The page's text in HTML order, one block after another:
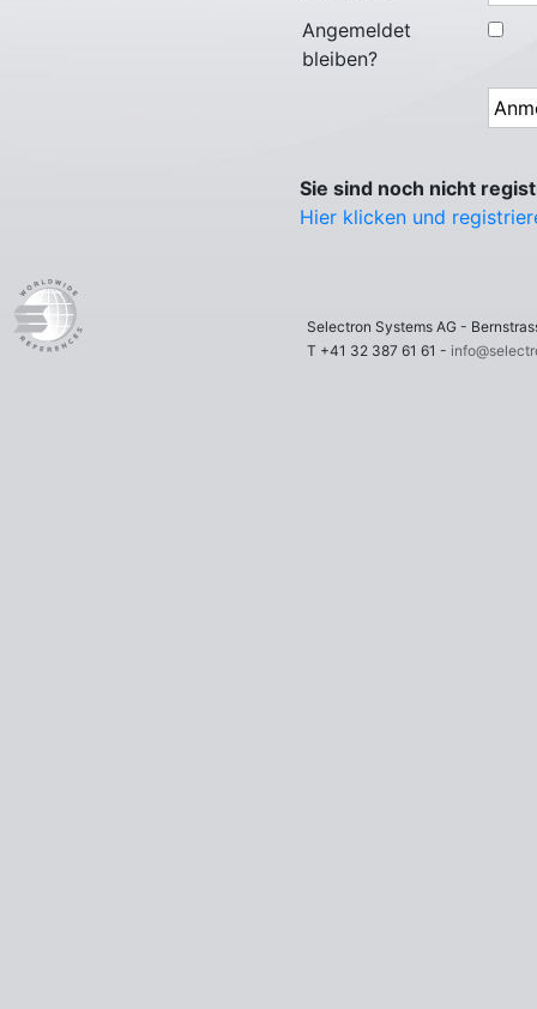
Angemeldet
bleiben?
Sie sind noch nicht
Hier klicken und
Selectron Systems AG -
T +41 32 387 61 61 -